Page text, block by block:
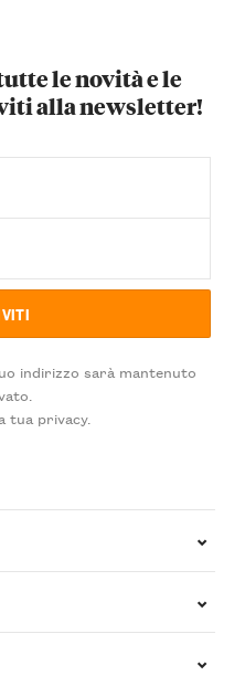
le novità e le
alla newsletter!
indirizzo sarà mantenuto
tua privacy.